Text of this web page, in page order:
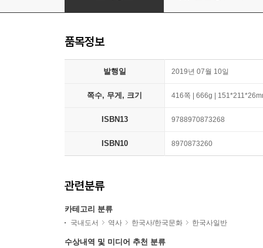
품목정보
발행일 2019년 07월 10일
쪽수, 무게, 크기 416쪽 | 666g |
ISBN13 9788970873268
ISBN10 8970873260
관련분류
카테고리 분류
국내도서 역사 한국사/한국문화 한국사일반
수상내역 및 미디어 추천 분류